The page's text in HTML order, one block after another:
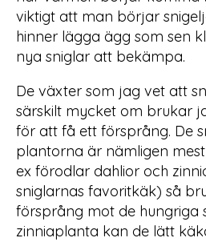
viktigt att man börjar
hinner lägga ägg som sen
nya sniglar att bekämpa.
De växter som jag vet att
särskilt mycket om brukar
för att få ett försprång. De
plantorna är nämligen
ex förodlar dahlior och
sniglarnas favoritkäk) så
försprång mot de hungriga
zinniaplanta kan de lätt